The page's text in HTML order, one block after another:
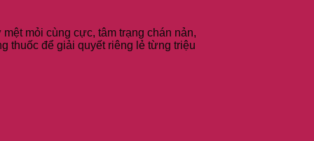
mỏi cùng cực, tâm trạng chán nản,
thuốc để giải quyết riêng lẻ từng triệu